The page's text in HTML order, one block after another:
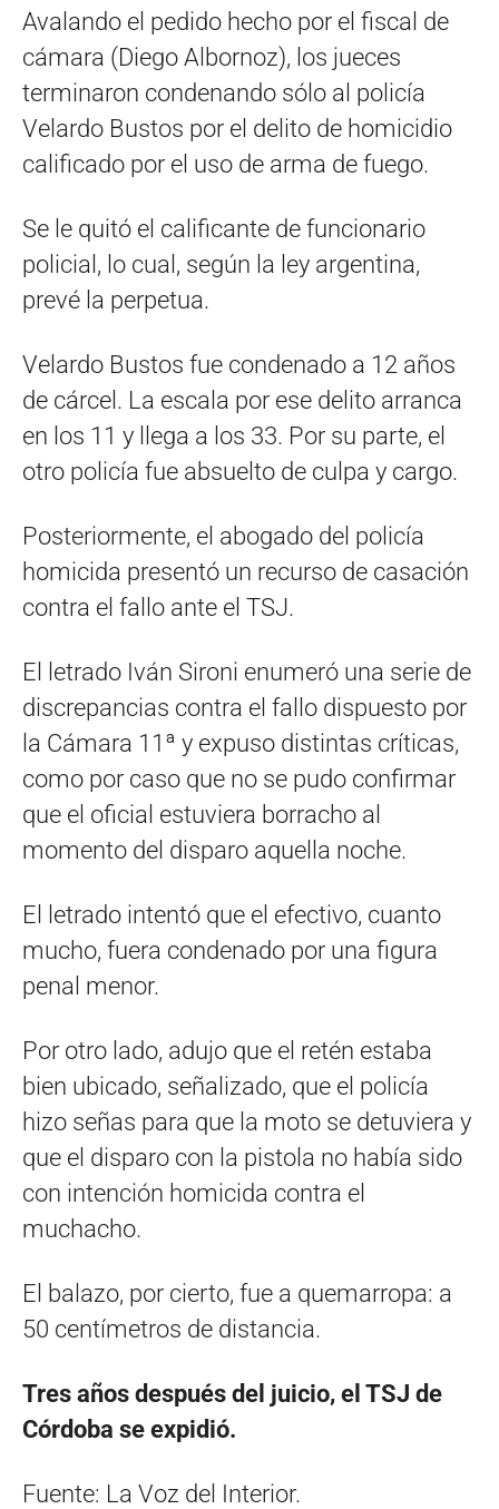
Avalando el pedido hecho por el fiscal de
cámara (Diego Albornoz), los jueces
terminaron condenando sólo al policía
Velardo Bustos por el delito de homicidio
calificado por el uso de arma de fuego.
Se le quitó el calificante de funcionario
policial, lo cual, según la ley argentina,
prevé la perpetua.
Velardo Bustos fue condenado a 12 años
de cárcel. La escala por ese delito arranca
en los 11 y llega a los 33. Por su parte, el
otro policía fue absuelto de culpa y cargo.
Posteriormente, el abogado del policía
homicida presentó un recurso de casación
contra el fallo ante el TSJ.
El letrado Iván Sironi enumeró una serie de
discrepancias contra el fallo dispuesto por
la Cámara 11ª y expuso distintas críticas,
como por caso que no se pudo confirmar
que el oficial estuviera borracho al
momento del disparo aquella noche.
El letrado intentó que el efectivo, cuanto
mucho, fuera condenado por una figura
penal menor.
Por otro lado, adujo que el retén estaba
bien ubicado, señalizado, que el policía
hizo señas para que la moto se detuviera y
que el disparo con la pistola no había sido
con intención homicida contra el
muchacho.
El balazo, por cierto, fue a quemarropa: a
50 centímetros de distancia.
Tres años después del juicio, el TSJ de
Córdoba se expidió.
Fuente: La Voz del Interior.